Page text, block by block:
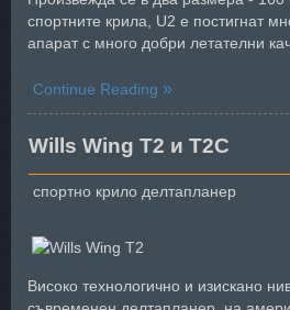
спортните крила, U2 е постигнат
апарат с много добри летателни
Continue Reading
Wills Wing T2 и T2C
спортно крило делтапланер
Високо технологично и изискано